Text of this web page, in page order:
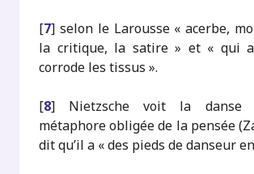
[7] selon le Larousse « acerbe,
la critique, la satire » et « qui
corrode les tissus ».
[8] Nietzsche voit la danse
métaphore obligée de la pensée
dit qu’il a « des pieds de danseur